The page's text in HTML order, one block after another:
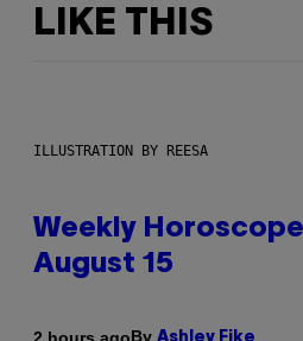
LIKE THIS
ILLUSTRATION BY REESA
Weekly
August 15
By